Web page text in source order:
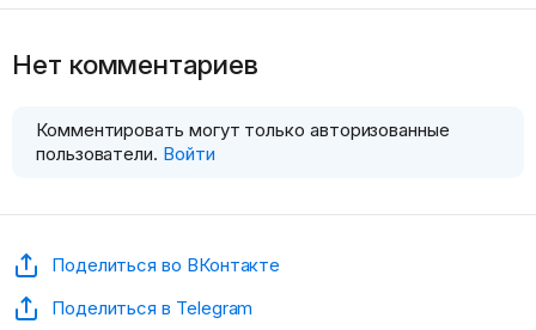
Нет комментариев
Комментировать могут только авторизованные
пользователи. Войти
Поделиться во ВКонтакте
Поделиться в Telegram